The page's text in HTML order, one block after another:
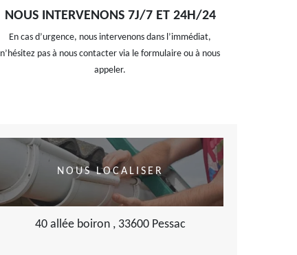
NOUS INTERVENONS 7J/7 ET 24H/24
En cas d’urgence, nous intervenons dans l’immédiat,
n’hésitez pas à nous contacter via le formulaire ou à nous
appeler.
NOUS LOCALISER
40 allée boiron , 33600 Pessac